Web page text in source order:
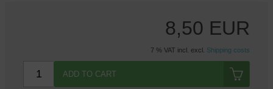
8,50 EUR
7 % VAT incl. excl. Shipping costs
ADD TO CART